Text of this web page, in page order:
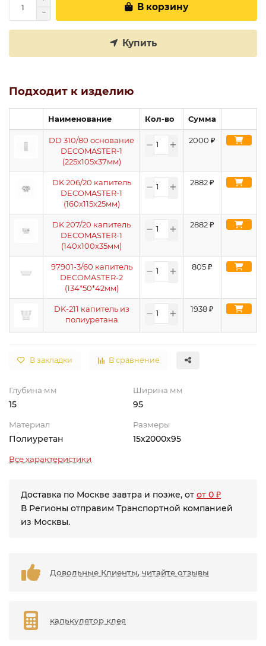
В корзину
Купить
Подходит к изделию
Наименование Кол-во Сумма
DD 310/80 основание
DECOMASTER-1
(225х105х37мм)
2000 ₽
DK 206/20 капитель
DECOMASTER-1
(160х115х25мм)
2882₽
DK 207/20 капитель
DECOMASTER-1
(140х100х35мм)
2882₽
97901-3/60 капитель
DECOMASTER-2
(134*50*42мм)
805₽
DK-211 капитель из
полиуретана
1938₽
В закладки В сравнение
Глубина мм
15
Ширина мм
95
Материал
Полиуретан
Размеры
15х2000х95
Все характеристики
Доставка по Москве завтра и позже, от от 0 ₽
В Регионы отправим Транспортной компанией
из Москвы.
Довольные Клиенты, читайте отзывы
калькулятор клея